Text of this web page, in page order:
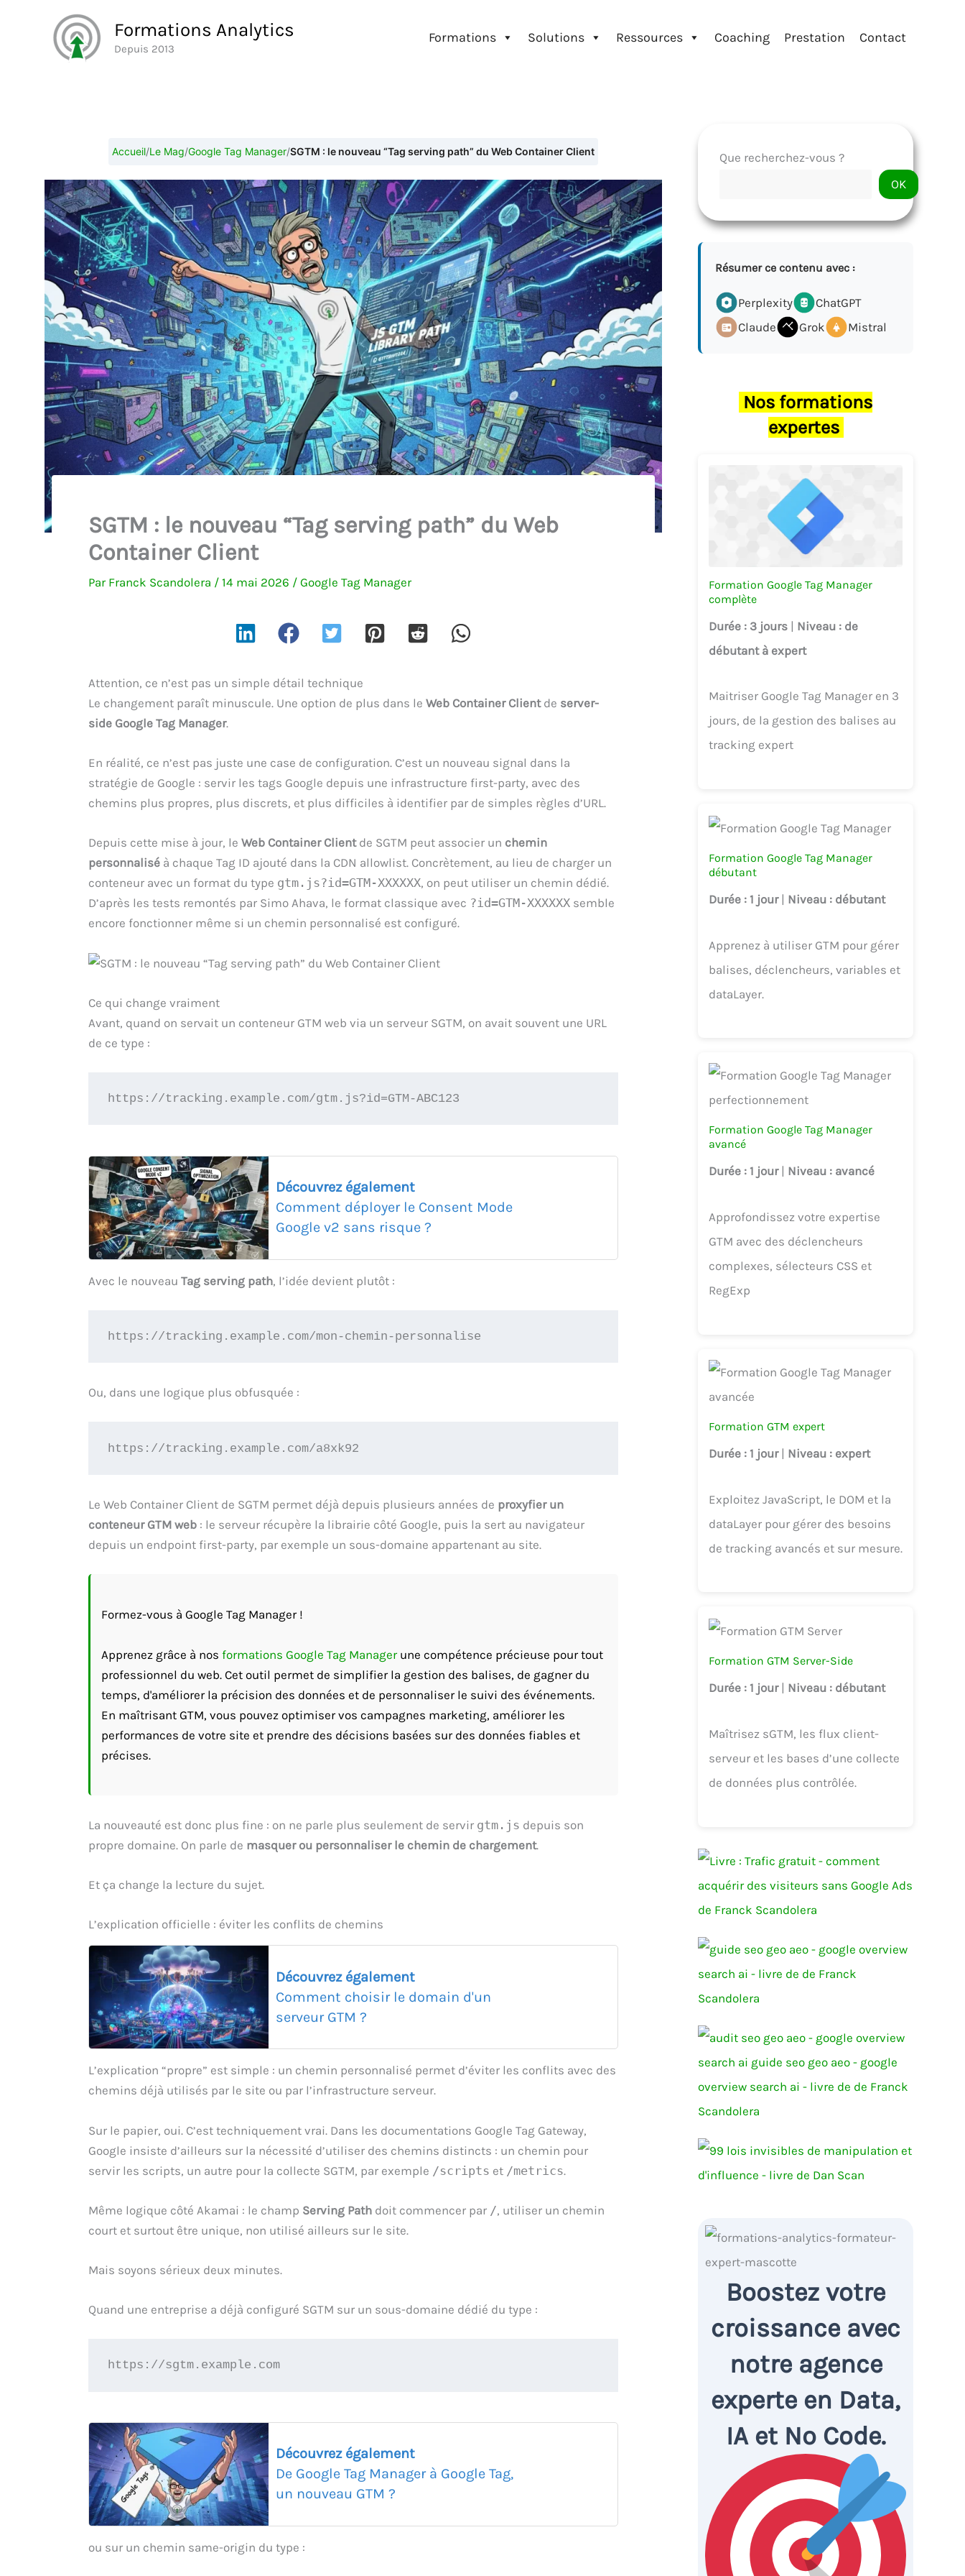
Formations Analytics
Depuis 2013
Formations Solutions Ressources Coaching Prestation Contact
Accueil/Le Mag/Google Tag Manager/SGTM : le nouveau “Tag serving path” du Web Container Client
SGTM : le nouveau “Tag serving path” du Web
Container Client
Par Franck Scandolera / 14 mai 2026 / Google Tag Manager
Attention, ce n’est pas un simple détail technique
Le changement paraît minuscule. Une option de plus dans le Web Container Clientde server-
side Google Tag Manager.
En réalité, ce n’est pas juste une case de configuration. C’est un nouveau signal dans la
stratégie de Google : servir les tags Google depuis une infrastructure first-party, avec des
chemins plus propres, plus discrets, et plus difficiles à identifier par de simples règles d’URL.
Depuis cette mise à jour, le Web Container Clientde SGTM peut associer un chemin
personnalisé à chaque Tag ID ajouté dans la CDN allowlist. Concrètement, au lieu de charger un
conteneur avec un format du type gtm.js?id=GTM-XXXXXX, on peut utiliser un chemin dédié.
D’après les tests remontés par Simo Ahava, le format classique avec ?id=GTM-XXXXXX semble
encore fonctionner même si un chemin personnalisé est configuré.
Ce qui change vraiment
Avant, quand on servait un conteneur GTM web via un serveur SGTM, on avait souvent une URL
de ce type :
https://tracking.example.com/gtm.js?id=GTM-ABC123
Découvrez également
Comment déployer le Consent Mode
Google v2 sans risque ?
Avec le nouveau Tag serving path, l’idée devient plutôt :
https://tracking.example.com/mon-chemin-personnalise
Ou, dans une logique plus obfusquée :
https://tracking.example.com/a8xk92
Le Web Container Client de SGTM permet déjà depuis plusieurs années de proxyfier un
conteneur GTM web : le serveur récupère la librairie côté Google, puis la sert au navigateur
depuis un endpoint first-party, par exemple un sous-domaine appartenant au site.
Formez-vous à Google Tag Manager !
Apprenez grâce à nos formations Google Tag Managerune compétence précieuse pour tout
professionnel du web. Cet outil permet de simplifier la gestion des balises, de gagner du
temps, d'améliorer la précision des données et de personnaliser le suivi des événements.
En maîtrisant GTM, vous pouvez optimiser vos campagnes marketing, améliorer les
performances de votre site et prendre des décisions basées sur des données fiables et
précises.
La nouveauté est donc plus fine : on ne parle plus seulement de servir gtm.js depuis son
propre domaine. On parle de masquer ou personnaliser le chemin de chargement.
Et ça change la lecture du sujet.
L’explication officielle : éviter les conflits de chemins
Découvrez également
Comment choisir le domain d'un
serveur GTM ?
L’explication “propre” est simple : un chemin personnalisé permet d’éviter les conflits avec des
chemins déjà utilisés par le site ou par l’infrastructure serveur.
Sur le papier, oui. C’est techniquement vrai. Dans les documentations Google Tag Gateway,
Google insiste d’ailleurs sur la nécessité d’utiliser des chemins distincts : un chemin pour
servir les scripts, un autre pour la collecte SGTM, par exemple /scripts et /metrics.
Même logique côté Akamai : le champ Serving Path doit commencer par /, utiliser un chemin
court et surtout être unique, non utilisé ailleurs sur le site.
Mais soyons sérieux deux minutes.
Quand une entreprise a déjà configuré SGTM sur un sous-domaine dédié du type :
https://sgtm.example.com
Découvrez également
De Google Tag Manager à Google Tag,
un nouveau GTM ?
ou sur un chemin same-origin du type :
Que recherchez-vous ?
OK
Résumer ce contenu avec :
Perplexity
ChatGPT
Claude
Grok Mistral
Nos formations
expertes
Formation Google Tag Manager
complète
Durée : 3 jours | Niveau : de
débutant à expert
Maitriser Google Tag Manager en 3
jours, de la gestion des balises au
tracking expert
Formation Google Tag Manager
débutant
Durée : 1 jour | Niveau : débutant
Apprenez à utiliser GTM pour gérer
balises, déclencheurs, variables et
dataLayer.
Formation Google Tag Manager
avancé
Durée : 1 jour | Niveau : avancé
Approfondissez votre expertise
GTM avec des déclencheurs
complexes, sélecteurs CSS et
RegExp
Formation GTM expert
Durée : 1 jour | Niveau : expert
Exploitez JavaScript, le DOM et la
dataLayer pour gérer des besoins
de tracking avancés et sur mesure.
Formation GTM Server-Side
Durée : 1 jour | Niveau : débutant
Maîtrisez sGTM, les flux client-
serveur et les bases d’une collecte
de données plus contrôlée.
Boostez votre
croissance avec
notre agence
experte en Data,
IA et No Code.